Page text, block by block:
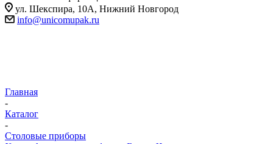
ул. Шекспира, 10А, Нижний Новгород
info@unicomupak.ru
Главная
-
Каталог
-
Столовые приборы